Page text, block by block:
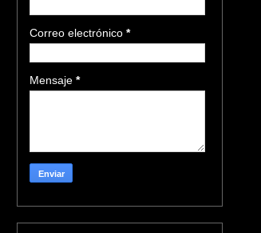
Correo electrónico *
Mensaje *